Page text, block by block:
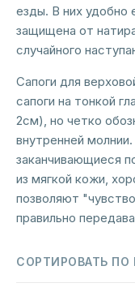
езды. В них удобно
защищена от
случайного
Сапоги для
сапоги на тонкой
2см), но четко
внутренней
заканчивающиеся
из мягкой кожи,
позволяют
правильно
СОРТИРОВАТЬ ПО